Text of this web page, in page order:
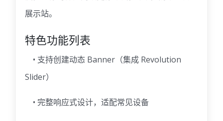
展示站。
特色功能列表
• 支持创建动态 Banner（集成 Revolution
Slider）
• 完整响应式设计，适配常见设备